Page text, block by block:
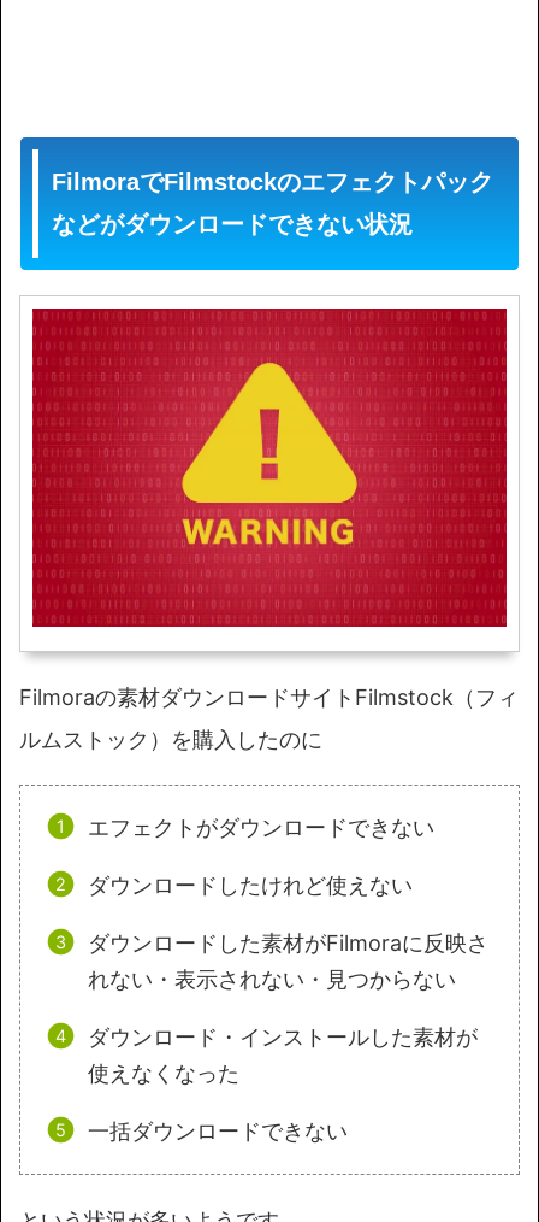
FilmoraでFilmstockのエフェクトパック
などがダウンロードできない状況
Filmoraの素材ダウンロードサイトFilmstock（フィ
ルムストック）を購入したのに
エフェクトがダウンロードできない
ダウンロードしたけれど使えない
ダウンロードした素材がFilmoraに反映さ
れない・表示されない・見つからない
ダウンロード・インストールした素材が
使えなくなった
一括ダウンロードできない